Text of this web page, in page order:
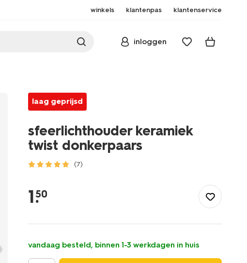
winkels klantenpas klantenservice
inloggen
laag geprijsd
sfeerlichthouder keramiek
twist donkerpaars
(7)
keramiek-
1.
50
vandaag besteld, binnen 1-3 werkdagen in huis